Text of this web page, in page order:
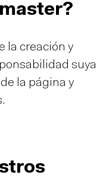
la creación y
suya
la página y